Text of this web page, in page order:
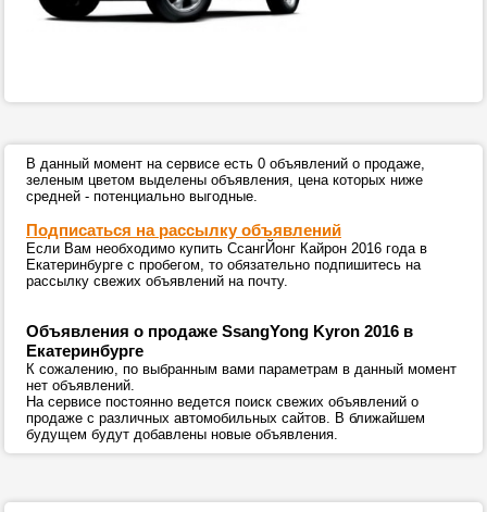
В данный момент на сервисе есть 0 объявлений о продаже,
зеленым цветом выделены объявления, цена которых ниже
средней - потенциально выгодные.
Подписаться на рассылку объявлений
Если Вам необходимо купить СсангЙонг Кайрон 2016 года в
Екатеринбурге с пробегом, то обязательно подпишитесь на
рассылку свежих объявлений на почту.
Объявления о продаже SsangYong Kyron 2016 в
Екатеринбурге
К сожалению, по выбранным вами параметрам в данный момент
нет объявлений.
На сервисе постоянно ведется поиск свежих объявлений о
продаже с различных автомобильных сайтов. В ближайшем
будущем будут добавлены новые объявления.